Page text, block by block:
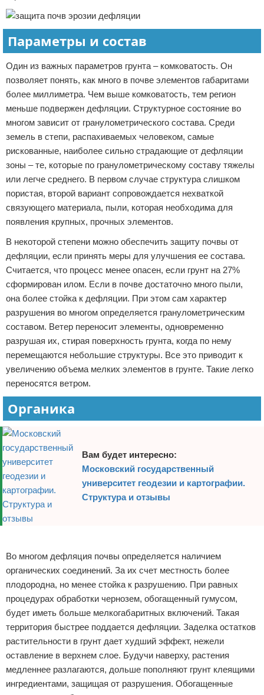
Параметры и состав
Один из важных параметров грунта – комковатость. Он
позволяет понять, как много в почве элементов габаритами
более миллиметра. Чем выше комковатость, тем регион
меньше подвержен дефляции. Структурное состояние во
многом зависит от гранулометрического состава. Среди
земель в степи, распахиваемых человеком, самые
рискованные, наиболее сильно страдающие от дефляции
зоны – те, которые по гранулометрическому составу тяжелы
или легче среднего. В первом случае структура слишком
пористая, второй вариант сопровождается нехваткой
связующего материала, пыли, которая необходима для
появления крупных, прочных элементов.
В некоторой степени можно обеспечить защиту почвы от
дефляции, если принять меры для улучшения ее состава.
Считается, что процесс менее опасен, если грунт на 27%
сформирован илом. Если в почве достаточно много пыли,
она более стойка к дефляции. При этом сам характер
разрушения во многом определяется гранулометрическим
составом. Ветер переносит элементы, одновременно
разрушая их, стирая поверхность грунта, когда по нему
перемещаются небольшие структуры. Все это приводит к
увеличению объема мелких элементов в грунте. Такие легко
переносятся ветром.
Органика
Вам будет интересно:
Московский государственный
университет геодезии и картографии.
Структура и отзывы
Во многом дефляция почвы определяется наличием
органических соединений. За их счет местность более
плодородна, но менее стойка к разрушению. При равных
процедурах обработки чернозем, обогащенный гумусом,
будет иметь больше мелкогабаритных включений. Такая
территория быстрее поддается дефляции. Заделка остатков
растительности в грунт дает худший эффект, нежели
оставление в верхнем слое. Будучи наверху, растения
медленнее разлагаются, дольше пополняют грунт клеящими
ингредиентами, защищая от разрушения. Обогащенные